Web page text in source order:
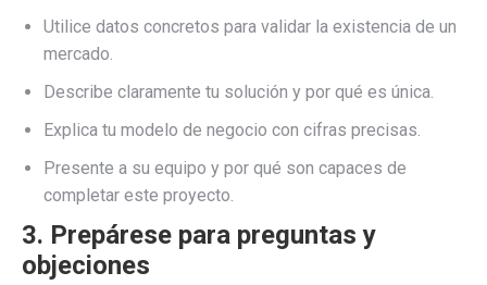
Utilice datos concretos para validar la existencia de un
mercado.
Describe claramente tu solución y por qué es única.
Explica tu modelo de negocio con cifras precisas.
Presente a su equipo y por qué son capaces de
completar este proyecto.
3. Prepárese para preguntas y
objeciones